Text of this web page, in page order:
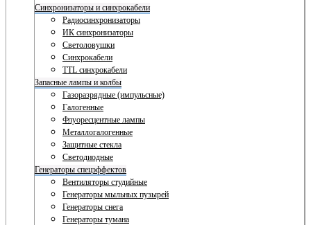
Синхронизаторы и синхрокабели
Радиосинхронизаторы
ИК синхронизаторы
Светоловушки
Синхрокабели
TTL синхрокабели
Запасные лампы и колбы
Газоразрядные (импульсные)
Галогенные
Флуоресцентные лампы
Металлогалогенные
Защитные стекла
Светодиодные
Генераторы спецэффектов
Вентиляторы студийные
Генераторы мыльных пузырей
Генераторы снега
Генераторы тумана